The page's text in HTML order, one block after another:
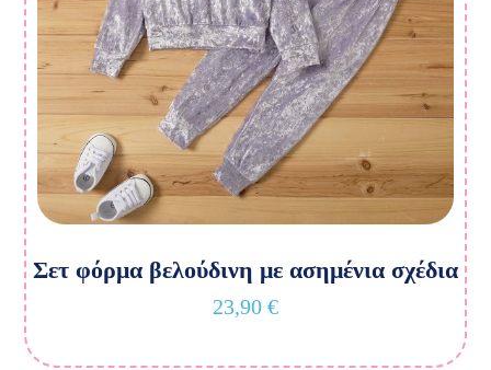
Σετ φόρμα βελούδινη με ασημένια σχέδια
23,90 €